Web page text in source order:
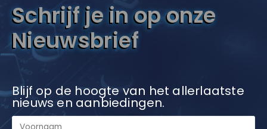
Schrijf je in op onze
Nieuwsbrief
Blijf op de hoogte van het allerlaatste
nieuws en aanbiedingen.